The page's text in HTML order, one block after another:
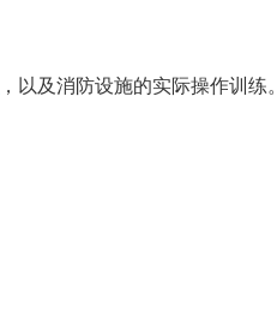
，以及消防设施的实际操作训练。